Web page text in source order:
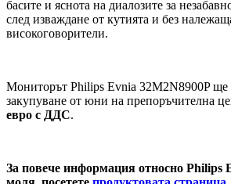
басите и яснота на диалозите за
след изваждане от кутията и без
високоговорители.
Мониторът Philips Evnia 32M2N8900P ще
закупуване от юни на препоръчителна
евро с ДДС.
За повече информация относно Philips